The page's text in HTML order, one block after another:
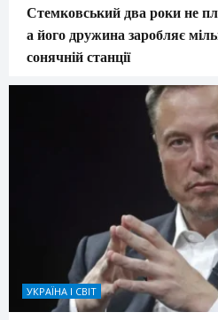
Стемковський два роки не
а його дружина заробляє
сонячній станції
УКРАЇНА І СВІТ